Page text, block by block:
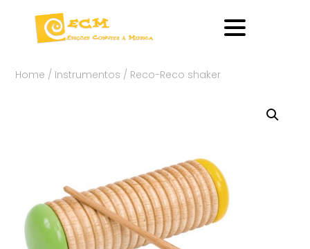
Home / Instrumentos / Reco-Reco shaker